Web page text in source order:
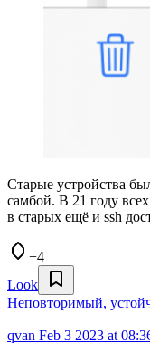
Старые устройства
самбой. В 21 году
в старых ещё и ssh
+4
Look
Неповторимый,
qvan Feb 3 2023 at